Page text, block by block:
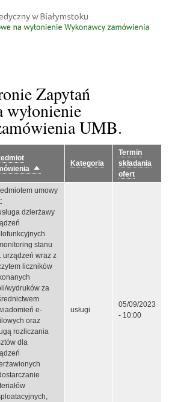
do
treści
Zapytań
wyłonienie
UMB.
Sortuj
malejąco
Kategoria
Termin
składania
ofert
umowy
dzierżawy
stanu
urządzeń wraz z
liczników
wydruków za
e-
oraz
rozliczania
dla
usługi
05/09/2023
- 10:00